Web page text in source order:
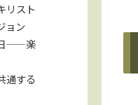
リスト
ョン
——楽
する